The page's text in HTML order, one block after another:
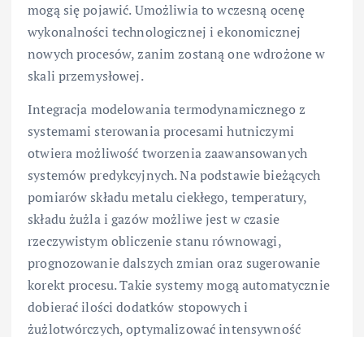
mogą się pojawić. Umożliwia to wczesną ocenę
wykonalności technologicznej i ekonomicznej
nowych procesów, zanim zostaną one wdrożone w
skali przemysłowej.
Integracja modelowania termodynamicznego z
systemami sterowania procesami hutniczymi
otwiera możliwość tworzenia zaawansowanych
systemów predykcyjnych. Na podstawie bieżących
pomiarów składu metalu ciekłego, temperatury,
składu żużla i gazów możliwe jest w czasie
rzeczywistym obliczenie stanu równowagi,
prognozowanie dalszych zmian oraz sugerowanie
korekt procesu. Takie systemy mogą automatycznie
dobierać ilości dodatków stopowych i
żużlotwórczych, optymalizować intensywność